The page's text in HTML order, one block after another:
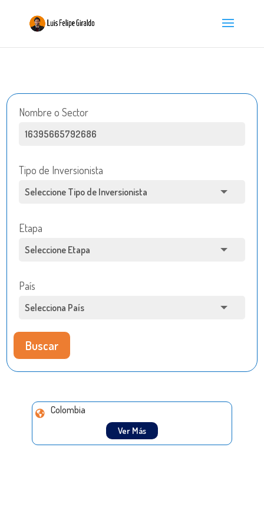
Nombre o Sector
Tipo de Inversionista
Etapa
País
Buscar
Colombia
Ver Más